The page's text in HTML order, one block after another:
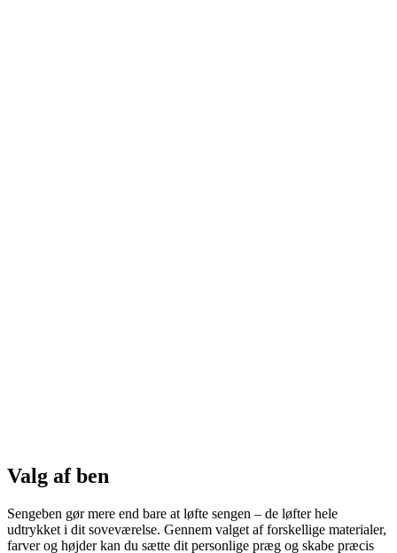
Valg af ben
Sengeben gør mere end bare at løfte sengen – de løfter hele
udtrykket i dit soveværelse. Gennem valget af forskellige materialer,
farver og højder kan du sætte dit personlige præg og skabe præcis